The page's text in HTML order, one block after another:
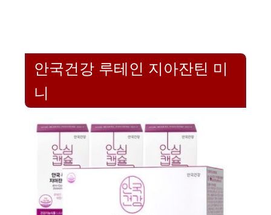
안국건강 루테인 지아잔틴 미
니